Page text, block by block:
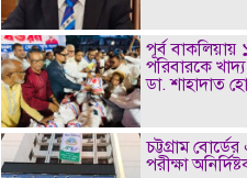
পূর্ব বাকলিয়ায়
পরিবারকে
ডা. শাহাদাত
চট্টগ্রাম
পরীক্ষা